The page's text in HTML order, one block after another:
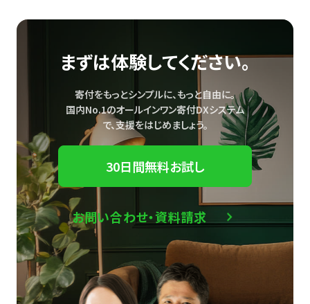
まずは体験してください。
寄付をもっとシンプルに、もっと自由に。
国内No.1のオールインワン寄付DXシステム
で、支援をはじめましょう。
30日間無料お試し
お問い合わせ・資料請求